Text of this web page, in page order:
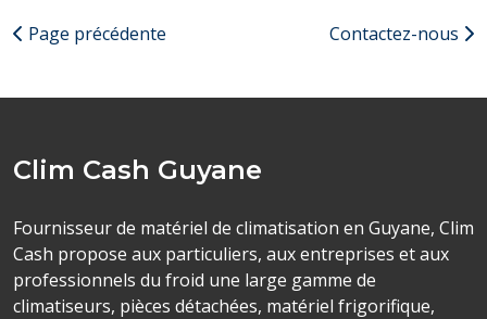
Page précédente Contactez-nous
Clim Cash Guyane
Fournisseur de matériel de climatisation en Guyane, Clim
Cash propose aux particuliers, aux entreprises et aux
professionnels du froid une large gamme de
climatiseurs, pièces détachées, matériel frigorifique,